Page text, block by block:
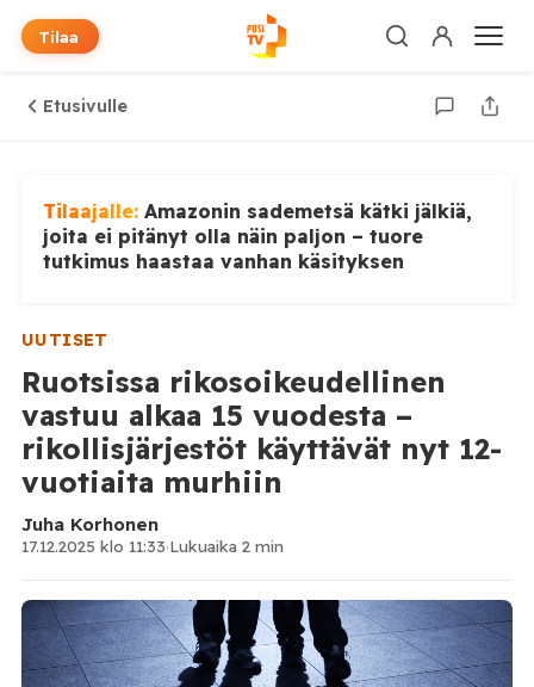
Tilaa
Etusivulle
Tilaajalle: Amazonin sademetsä kätki jälkiä,
joita ei pitänyt olla näin paljon – tuore
tutkimus haastaa vanhan käsityksen
UUTISET
Ruotsissa rikosoikeudellinen
vastuu alkaa 15 vuodesta –
rikollisjärjestöt käyttävät nyt 12-
vuotiaita murhiin
Juha Korhonen
17.12.2025 klo 11:33·Lukuaika 2 min